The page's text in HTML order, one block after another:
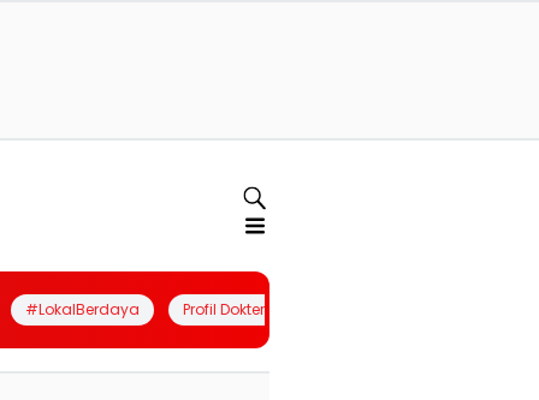
#LokalBerdaya Profil Dokter